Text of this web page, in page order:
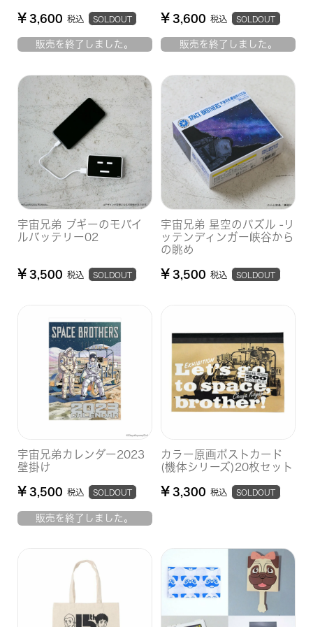
¥ 3,600 税込 SOLDOUT
販売を終了しました。
¥ 3,600 税込 SOLDOUT
販売を終了しました。
宇宙兄弟 ブギーのモバイ
ルバッテリー02
¥ 3,500 税込 SOLDOUT
宇宙兄弟 星空のパズル -リ
ッテンディンガー峡谷から
の眺め
¥ 3,500 税込 SOLDOUT
宇宙兄弟カレンダー2023
壁掛け
¥ 3,500 税込 SOLDOUT
販売を終了しました。
カラー原画ポストカード
(機体シリーズ)20枚セット
¥ 3,300 税込 SOLDOUT